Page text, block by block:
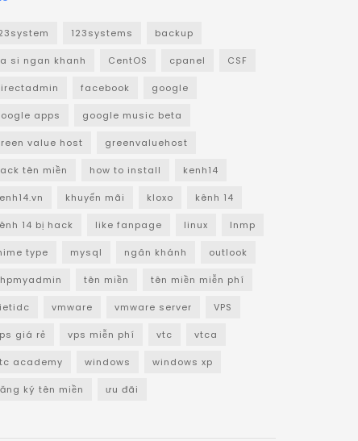
123systems backup
si ngan khanh CentOS cpanel CSF
facebook google
apps google music beta
value host greenvaluehost
tên miền how to install kenh14
khuyến mãi kloxo kênh 14
14 bị hack like fanpage linux lnmp
type mysql ngân khánh outlook
tên miền tên miền miễn phí
vmware vmware server VPS
giá rẻ vps miễn phí vtc vtca
academy windows windows xp
ký tên miền ưu đãi